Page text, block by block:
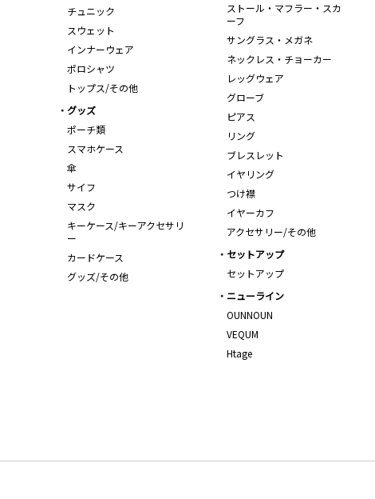
チュニック
スウェット
インナーウェア
ポロシャツ
トップス/その他
ストール・マフラー・スカ
ーフ
サングラス・メガネ
ネックレス・チョーカー
レッグウェア
グローブ
ピアス
リング
ブレスレット
イヤリング
つけ襟
イヤーカフ
アクセサリー/その他
グッズ
ポーチ類
スマホケース
傘
サイフ
マスク
キーケース/キーアクセサリ
ー
カードケース
グッズ/その他
セットアップ
セットアップ
ニューライン
OUNNOUN
VEQUM
Htage